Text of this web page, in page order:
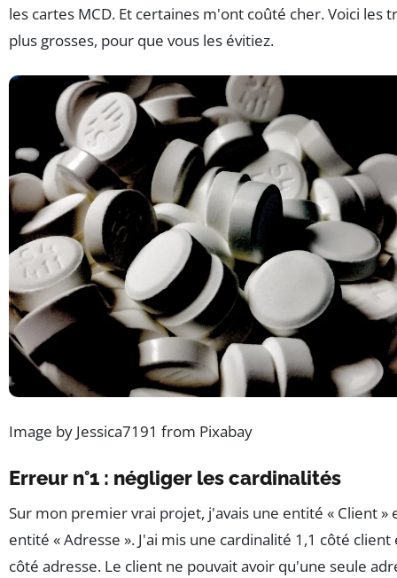
les cartes MCD. Et certaines m'ont coûté cher. Voici les
plus grosses, pour que vous les évitiez.
Image by Jessica7191 from Pixabay
Erreur n°1 : négliger les cardinalités
Sur mon premier vrai projet, j'avais une entité « Client »
entité « Adresse ». J'ai mis une cardinalité 1,1 côté client
côté adresse. Le client ne pouvait avoir qu'une seule